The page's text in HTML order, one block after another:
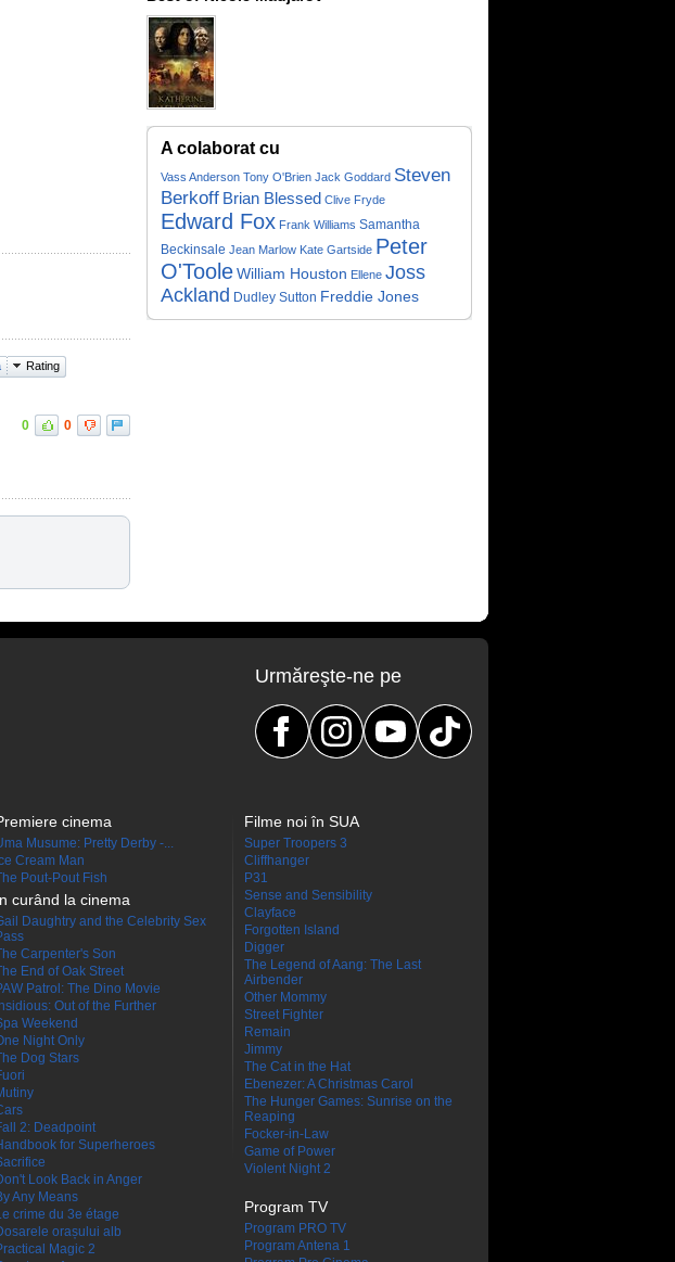
Rating
0 0
A colaborat cu
Vass Anderson Tony O'Brien Jack Goddard Steven
Berkoff Brian Blessed Clive Fryde
Edward Fox Frank Williams Samantha
Beckinsale Jean Marlow Kate Gartside Peter
O'TooleWilliam Houston Ellene Joss
Ackland Dudley Sutton Freddie Jones
Urmăreşte-ne pe
cinema
Musume: Pretty Derby -...
Cream Man
Pout-Pout Fish
curând la cinema
Daughtry and the Celebrity Sex
Carpenter's Son
End of Oak Street
Patrol: The Dino Movie
Out of the Further
Weekend
Night Only
Dog Stars
2: Deadpoint
for Superheroes
Look Back in Anger
Any Means
crime du 3e étage
orașului alb
Magic 2
Filme noi în SUA
Super Troopers 3
Cliffhanger
P31
Sense and Sensibility
Clayface
Forgotten Island
Digger
The Legend of Aang: The Last
Airbender
Other Mommy
Street Fighter
Remain
Jimmy
The Cat in the Hat
Ebenezer: A Christmas Carol
The Hunger Games: Sunrise on the
Reaping
Focker-in-Law
Game of Power
Violent Night 2
Program TV
Program PRO TV
Program Antena 1